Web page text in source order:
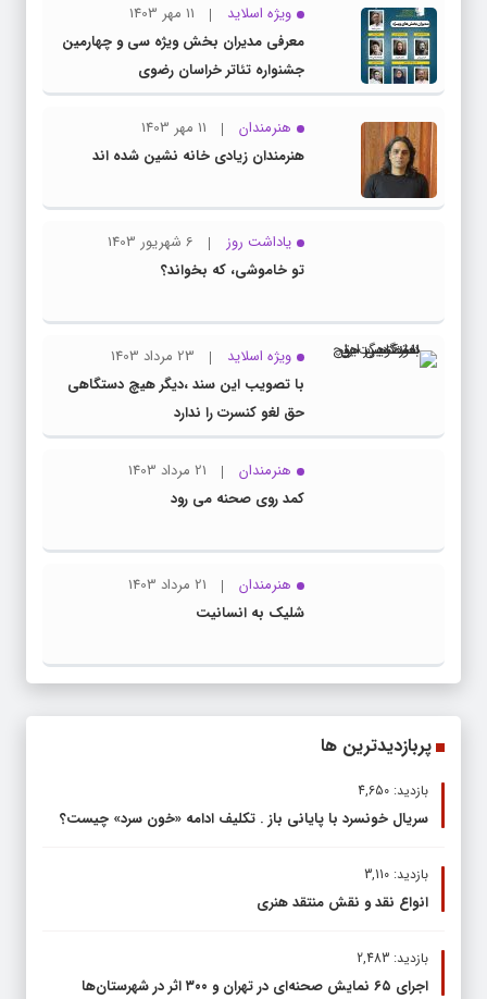
ویژه اسلاید
11 مهر 1403
معرفی مدیران بخش ویژه سی و چهارمین
جشنواره تئاتر خراسان رضوی
هنرمندان
11 مهر 1403
هنرمندان زیادی خانه نشین شده اند
یاداشت روز
6 شهریور 1403
تو خاموشی، که بخواند؟
ویژه اسلاید
23 مرداد 1403
با تصویب این سند ،دیگر هیچ دستگاهی
حق لغو کنسرت را ندارد
هنرمندان
21 مرداد 1403
کمد روی صحنه می رود
هنرمندان
21 مرداد 1403
شلیک به انسانیت
پربازدیدترین ها
بازدید: 4,650
سریال خونسرد با پایانی باز . تکلیف ادامه «خون سرد» چیست؟
بازدید: 3,110
انواع نقد و نقش منتقد هنری
بازدید: 2,483
اجرای ۶۵ نمایش صحنه‌ای در تهران و ۳۰۰ اثر در شهرستان‌ها